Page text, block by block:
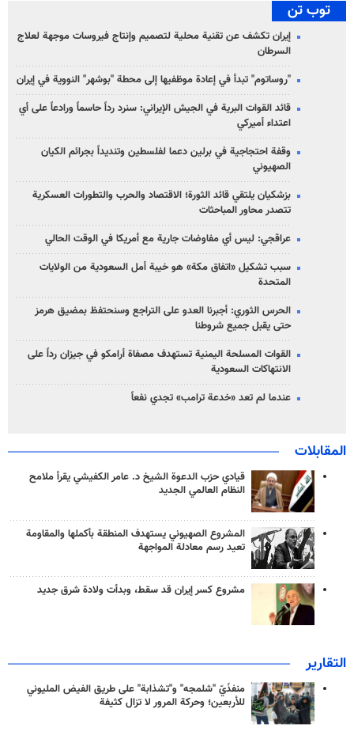
توب تن
إيران تكشف عن تقنية محلية لتصميم وإنتاج فيروسات موجهة لعلاج
السرطان
"روساتوم" تبدأ في إعادة موظفيها إلى محطة "بوشهر" النووية في إيران
قائد القوات البرية في الجيش الإيراني: سنرد رداً حاسماً ورادعاً على أي
اعتداء أميركي
وقفة احتجاجية في برلين دعما لفلسطين وتنديداً بجرائم الكيان
الصهیوني
بزشكيان يلتقي قائد الثورة؛ الاقتصاد والحرب والتطورات العسكرية
تتصدر محاور المباحثات
عراقجي: ليس أي مفاوضات جارية مع أمريكا في الوقت الحالي
سبب تشكيل «اتفاق مكة» هو خيبة أمل السعودية من الولايات
المتحدة
الحرس الثوري: أجبرنا العدو على التراجع وسنحتفظ بمضيق هرمز
حتى يقبل جميع شروطنا
القوات المسلحة اليمنية تستهدف مصفاة أرامكو في جيزان رداً على
الانتهاكات السعودية
عندما لم تعد «خدعة ترامب» تجدي نفعاً
المقابلات
قيادي حزب الدعوة الشيخ د. عامر الكفيشي يقرأ ملامح
النظام العالمي الجديد
المشروع الصهيوني يستهدف المنطقة بأكملها والمقاومة
تعيد رسم معادلة المواجهة
مشروع كسر إيران قد سقط، وبدأت ولادة شرق جديد
التقارير
منفذَيّ "شلمجه" و"تشذابة" على طريق الفيض المليوني
للأربعين؛ وحركة المرور لا تزال كثيفة